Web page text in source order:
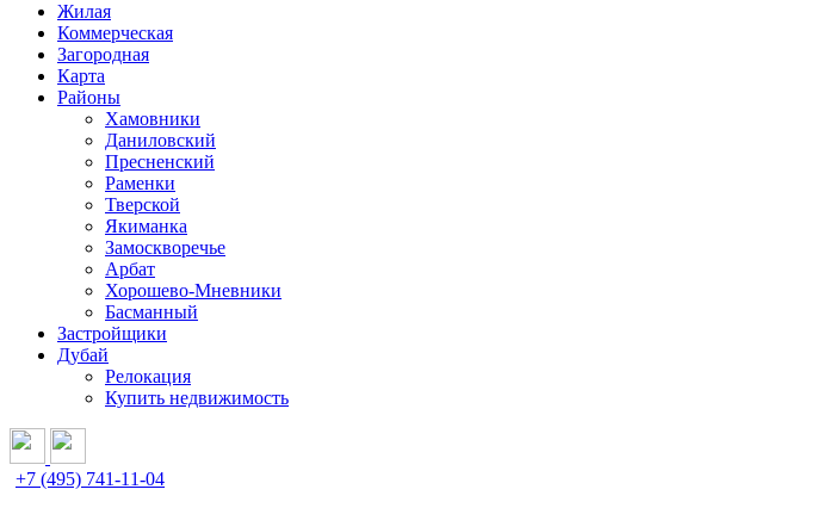
Жилая
Коммерческая
Загородная
Карта
Районы
Хамовники
Даниловский
Пресненский
Раменки
Тверской
Якиманка
Замоскворечье
Арбат
Хорошево-Мневники
Басманный
Застройщики
Дубай
Релокация
Купить недвижимость
+7 (495) 741-11-04